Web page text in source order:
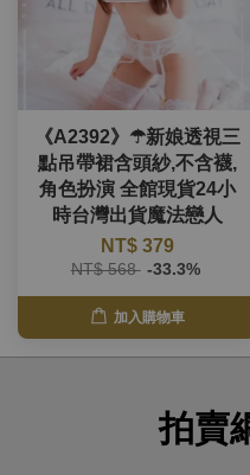
《A2392》☂新娘透視三
點吊帶裙含頭紗,不含襪,
角色扮演 全館現貨24小
時台灣出貨魔法戀人
NT$ 379
NT$ 568 -33.3%
加入購物車
拍賣